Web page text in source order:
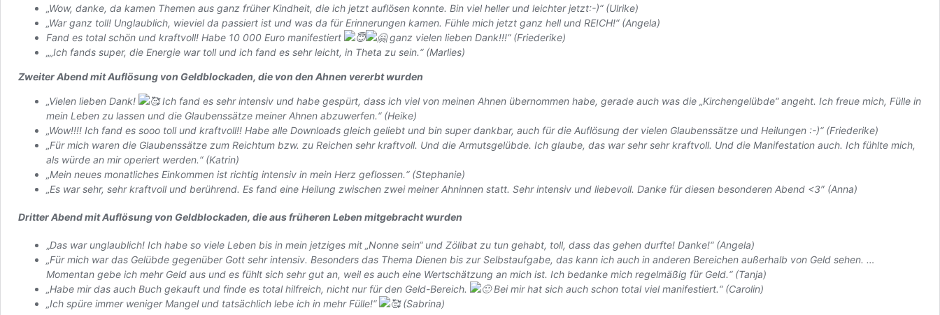
„Wow, danke, da kamen Themen aus ganz früher Kindheit, die ich jetzt auflösen konnte. Bin viel heller und leichter jetzt:-)“ (Ulrike)
„War ganz toll! Unglaublich, wieviel da passiert ist und was da für Erinnerungen kamen. Fühle mich jetzt ganz hell und REICH!“ (Angela)
Fand es total schön und kraftvoll! Habe 10 000 Euro manifestiert
ganz vielen lieben Dank!!!“ (Friederike)
„„Ich fands super, die Energie war toll und ich fand es sehr leicht, in Theta zu sein.“ (Marlies)
Zweiter Abend mit Auflösung von Geldblockaden, die von den Ahnen vererbt wurden
„Vielen lieben Dank!
Ich fand es sehr intensiv und habe gespürt, dass ich viel von meinen Ahnen übernommen habe, gerade auch was die „Kirchengelübde“ angeht. Ich freue mich, Fülle in
mein Leben zu lassen und die Glaubenssätze meiner Ahnen abzuwerfen.“ (Heike)
„Wow!!!! Ich fand es sooo toll und kraftvoll!! Habe alle Downloads gleich geliebt und bin super dankbar, auch für die Auflösung der vielen Glaubenssätze und Heilungen :-)“ (Friederike)
„Für mich waren die Glaubenssätze zum Reichtum bzw. zu Reichen sehr kraftvoll. Und die Armutsgelübde. Ich glaube, das war sehr sehr kraftvoll. Und die Manifestation auch. Ich fühlte mich,
als würde an mir operiert werden.“ (Katrin)
„Mein neues monatliches Einkommen ist richtig intensiv in mein Herz geflossen.“ (Stephanie)
„Es war sehr, sehr kraftvoll und berührend. Es fand eine Heilung zwischen zwei meiner Ahninnen statt. Sehr intensiv und liebevoll. Danke für diesen besonderen Abend <3″ (Anna)
Dritter Abend mit Auflösung von Geldblockaden, die aus früheren Leben mitgebracht wurden
„Das war unglaublich! Ich habe so viele Leben bis in mein jetziges mit „Nonne sein“ und Zölibat zu tun gehabt, toll, dass das gehen durfte! Danke!“ (Angela)
„Für mich war das Gelübde gegenüber Gott sehr intensiv. Besonders das Thema Dienen bis zur Selbstaufgabe, das kann ich auch in anderen Bereichen außerhalb von Geld sehen. …
Momentan gebe ich mehr Geld aus und es fühlt sich sehr gut an, weil es auch eine Wertschätzung an mich ist. Ich bedanke mich regelmäßig für Geld.“ (Tanja)
„Habe mir das auch Buch gekauft und finde es total hilfreich, nicht nur für den Geld-Bereich.
Bei mir hat sich auch schon total viel manifestiert.“ (Carolin)
„Ich spüre immer weniger Mangel und tatsächlich lebe ich in mehr Fülle!“
(Sabrina)